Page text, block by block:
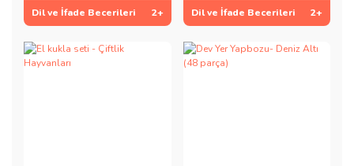
Dil ve İfade Becerileri 2+ Dil ve İfade Becerileri 2+